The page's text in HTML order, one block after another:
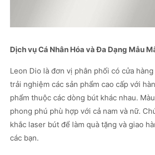
Dịch vụ Cá Nhân Hóa và Đa Dạng Mẫu
Leon Dio là đơn vị phân phối có cửa
trải nghiệm các sản phẩm cao cấp với
phẩm thuộc các dòng bút khác nhau.
phong phú phù hợp với cả nam và nữ.
khắc laser bút để làm quà tặng và giao
các bạn.